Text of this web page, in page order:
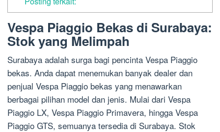
Vespa Piaggio Bekas di Surabaya:
Stok yang Melimpah
Surabaya adalah surga bagi pencinta Vespa Piaggio
bekas. Anda dapat menemukan banyak dealer dan
penjual Vespa Piaggio bekas yang menawarkan
berbagai pilihan model dan jenis. Mulai dari Vespa
Piaggio LX, Vespa Piaggio Primavera, hingga Vespa
Piaggio GTS, semuanya tersedia di Surabaya. Stok